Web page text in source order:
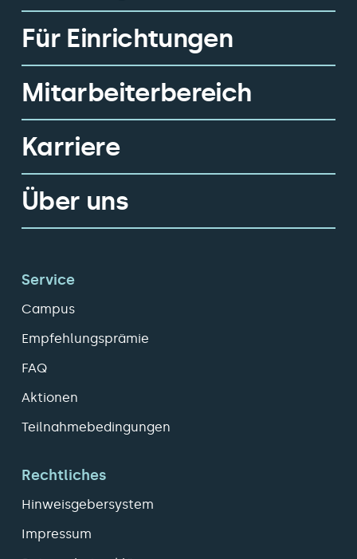
Für Einrichtungen
Mitarbeiterbereich
Karriere
Über uns
Service
Campus
Empfehlungsprämie
FAQ
Aktionen
Teilnahmebedingungen
Rechtliches
Hinweisgebersystem
Impressum